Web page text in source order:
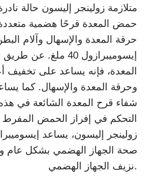
متلازمة زولينجر إليسون حالة
حمض المعدة قرحًا هضمية
حرقة المعدة والإسهال وآلام
إيسوميبرازول 40
المعدة، فإنه يساعد على
وحرقة المعدة والإسهال. كما
شفاء قرح المعدة الشائعة في
التحكم في إفراز الحمض المفرط
زولينجر إليسون، يساعد
صحة الجهاز الهضمي بشكل عام
نزيف الجهاز الهضمي.